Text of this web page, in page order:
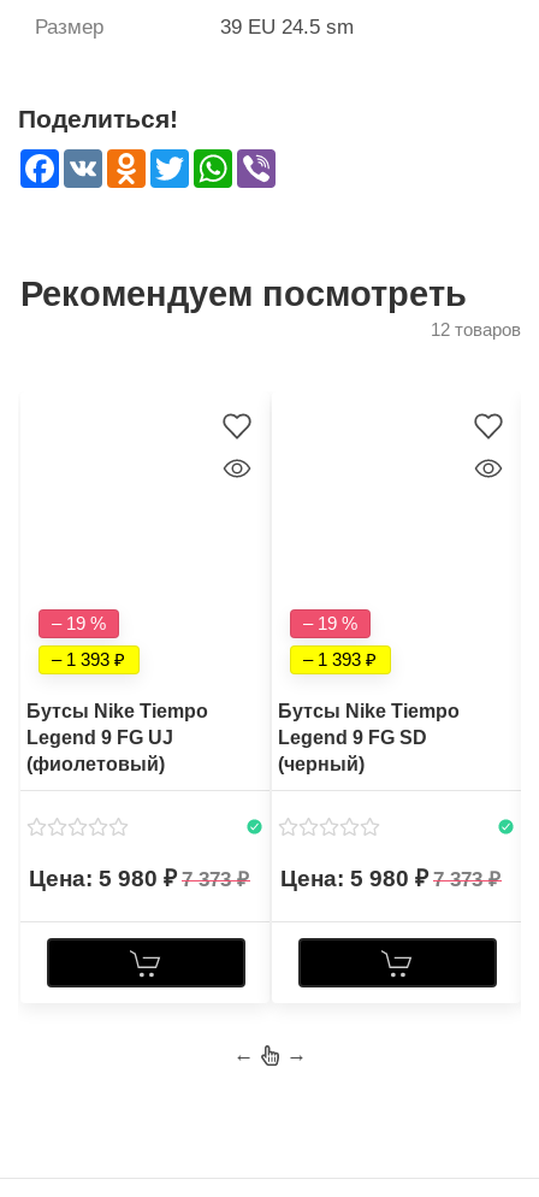
Размер 39 EU 24.5 sm
Поделиться!
Facebook
VK Odnoklassniki
TwitterWhatsApp
Рекомендуем посмотреть
12 товаров
– 19 %
– 1 393
Бутсы Nike Tiempo
Legend 9 FG UJ
(фиолетовый)
5 980 7 373
– 19 %
– 1 393
Бутсы Nike Tiempo
Legend 9 FG SD
(черный)
5 980 7 373
← →